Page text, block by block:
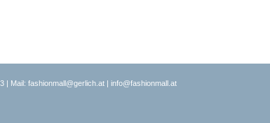
| Mail: fashionmall@gerlich.at| info@fashionmall.at